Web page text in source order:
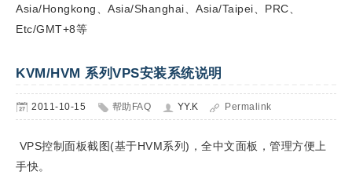
Asia/Hongkong、Asia/Shanghai、Asia/Taipei、PRC、
Etc/GMT+8等
KVM/HVM 系列VPS安装系统说明
2011-10-15 帮助FAQ YY.K Permalink
VPS控制面板截图(基于HVM系列)，全中文面板，管理方便上
手快。